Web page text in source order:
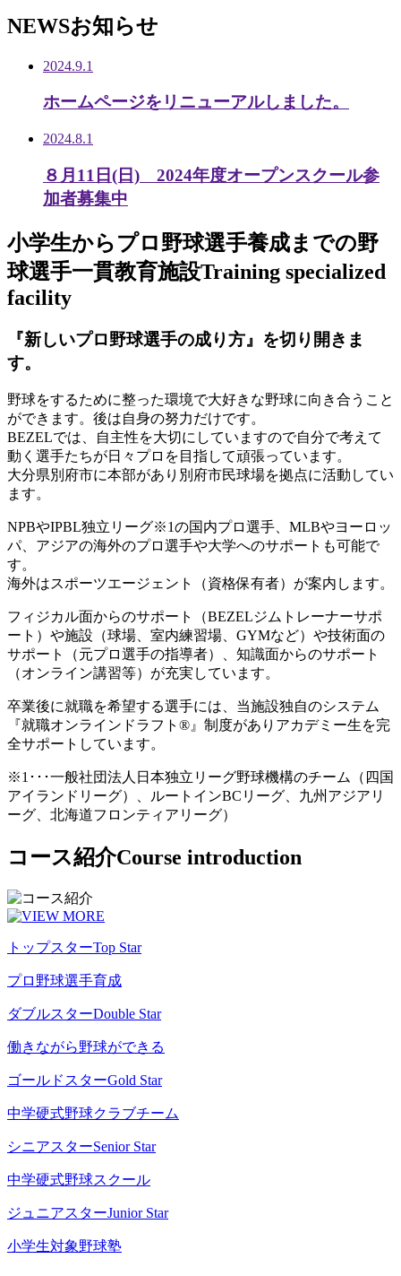
NEWSお知らせ
2024.9.1
ホームページをリニューアルしました。
2024.8.1
８月11日(日) 2024年度オープンスクール参
加者募集中
小学生からプロ野球選手養成までの野
球選手一貫教育施設Training specialized
facility
『新しいプロ野球選手の成り方』を切り開きま
す。
野球をするために整った環境で大好きな野球に向き合うこと
ができます。後は自身の努力だけです。
BEZELでは、自主性を大切にしていますので自分で考えて
動く選手たちが日々プロを目指して頑張っています。
大分県別府市に本部があり別府市民球場を拠点に活動してい
ます。
NPBやIPBL独立リーグ※1の国内プロ選手、MLBやヨーロッ
パ、アジアの海外のプロ選手や大学へのサポートも可能で
す。
海外はスポーツエージェント（資格保有者）が案内します。
フィジカル面からのサポート（BEZELジムトレーナーサポ
ート）や施設（球場、室内練習場、GYMなど）や技術面の
サポート（元プロ選手の指導者）、知識面からのサポート
（オンライン講習等）が充実しています。
卒業後に就職を希望する選手には、当施設独自のシステム
『就職オンラインドラフト®』制度がありアカデミー生を完
全サポートしています。
※1･･･一般社団法人日本独立リーグ野球機構のチーム（四国
アイランドリーグ）、ルートインBCリーグ、九州アジアリ
ーグ、北海道フロンティアリーグ）
コース紹介Course introduction
トップスターTop Star
プロ野球選手育成
ダブルスターDouble Star
働きながら野球ができる
ゴールドスターGold Star
中学硬式野球クラブチーム
シニアスターSenior Star
中学硬式野球スクール
ジュニアスターJunior Star
小学生対象野球塾